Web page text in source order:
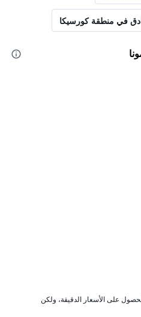
في منطقة كورسيكا